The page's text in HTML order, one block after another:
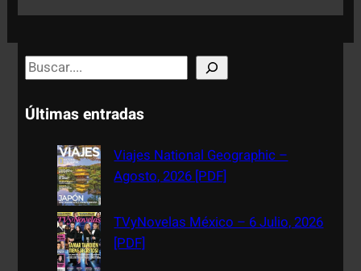
S
e
a
Últimas entradas
Viajes National Geographic –
Agosto, 2026 [PDF]
TVyNovelas México – 6 Julio, 2026
[PDF]